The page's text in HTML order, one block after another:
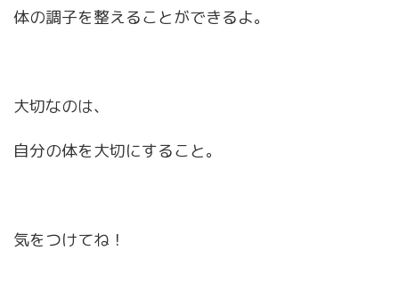
体の調子を整えることができるよ。
大切なのは、
自分の体を大切にすること。
気をつけてね！